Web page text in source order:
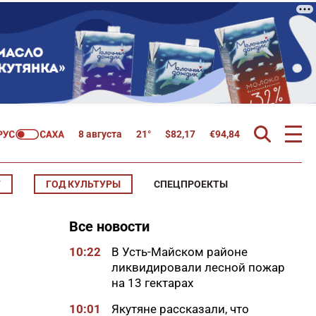
8 августа 21° $82,17 €94,84
ГОД КУЛЬТУРЫ СПЕЦПРОЕКТЫ
Все новости
10:22
В Усть-Майском районе
ликвидировали лесной пожар
на 13 гектарах
10:01
Якутяне рассказали, что